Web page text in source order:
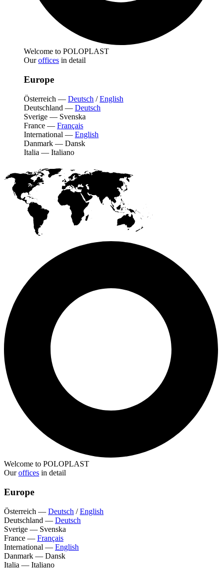
Welcome to POLOPLAST
Ouroffices in detail
Europe
Österreich — Deutsch /English
Deutschland — Deutsch
Sverige — Svenska
France — Français
International — English
Danmark — Dansk
Italia — Italiano
Welcome to POLOPLAST
Ouroffices in detail
Europe
Österreich — Deutsch /English
Deutschland — Deutsch
Sverige — Svenska
France — Français
International — English
Danmark — Dansk
Italia — Italiano